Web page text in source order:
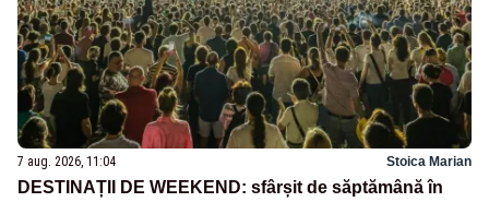
7 aug. 2026, 11:04 Stoica Marian
DESTINAȚII DE WEEKEND: sfârșit de săptămână în